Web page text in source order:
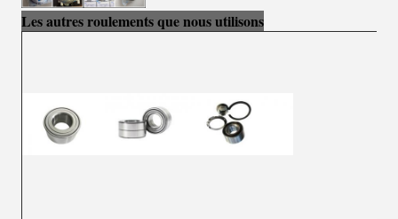
Les autres roulements que nous utilisons